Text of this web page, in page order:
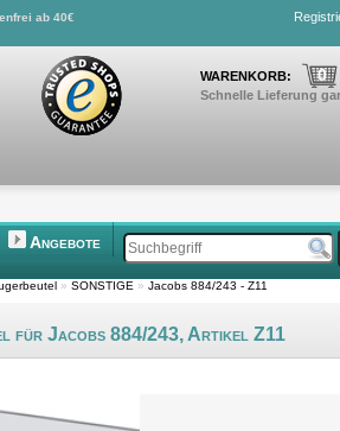
ab 40€
WARENKORB: 0
Schnelle Lieferung
Angebote
» SONSTIGE » Jacobs 884/243 - Z11
für Jacobs 884/243, Artikel Z11